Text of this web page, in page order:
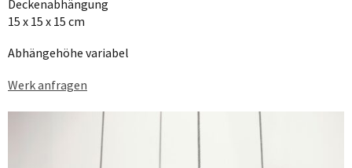
Deckenabhängung
15 x 15 x 15 cm
Abhängehöhe variabel
Werk anfragen